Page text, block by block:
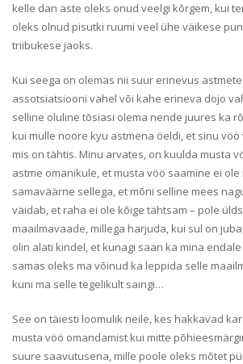
kelle dan aste oleks onud veelgi kõrgem, kui
oleks olnud pisutki ruumi veel ühe väikese
triibukese jaoks.
Kui seega on olemas nii suur erinevus
assotsiatsiooni vahel või kahe erineva dojo
selline oluline tõsiasi olema nende juures ka
kui mulle noore kyu astmena öeldi, et sinu
mis on tähtis. Minu arvates, on kuulda musta
astme omanikule, et musta vöö saamine ei ole
samaväärne sellega, et mõni selline mees
väidab, et raha ei ole kõige tähtsam – pole
maailmavaade, millega harjuda, kui sul on
olin alati kindel, et kunagi saan ka mina
samas oleks ma võinud ka leppida selle
kuni ma selle tegelikult saingi…
See on täiesti loomulik neile, kes hakkavad
musta vöö omandamist kui mitte
suure saavutusena, mille poole oleks mõtet